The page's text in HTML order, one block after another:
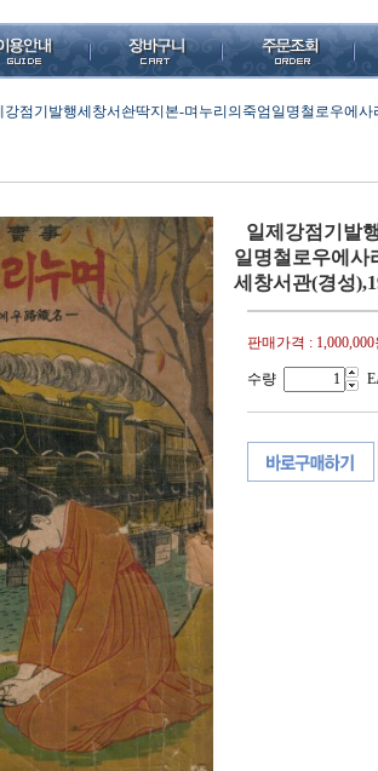
강점기발행세창서솬딱지본-며누리의죽엄일명철로우에
일제강점기발
일명철로우에사
세창서관(경성
판매가격 : 1,000,000
수량